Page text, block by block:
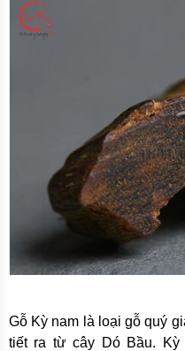
Gỗ Kỳ nam là loại gỗ quý
tiết ra từ cây Dó Bầu. Kỳ